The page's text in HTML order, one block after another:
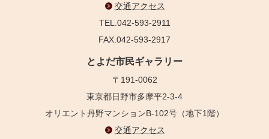
交通アクセス
TEL.042-593-2911
FAX.042-593-2917
とよだ市民ギャラリー
〒191-0062
東京都日野市多摩平2-3-4
オリエント丹野マンションB-102号（地下1階）
交通アクセス